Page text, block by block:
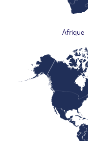
Afrique